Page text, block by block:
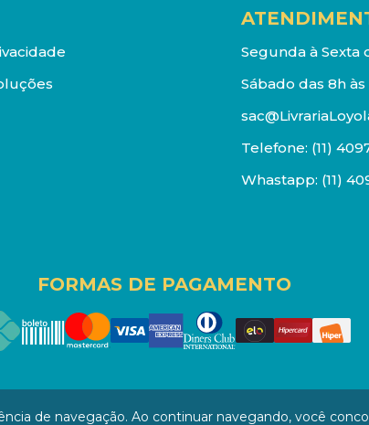
Segunda à Sexta
Sábado das 8h às
Telefone: (11)
Whastapp: (11)
FORMAS DE PAGAMENTO
de navegação. Ao continuar navegando, você